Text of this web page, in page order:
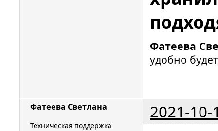
Фатеева
удобно
Фатеева Светлана 2021-10-
Техническая поддержка